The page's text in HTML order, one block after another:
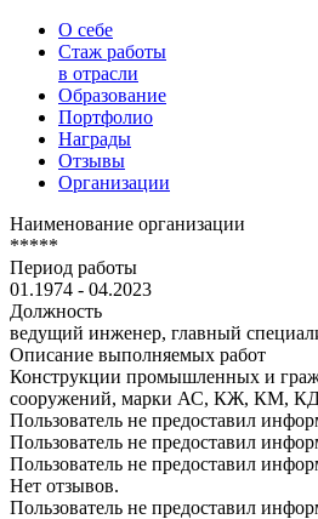
О себе
Стаж работы
в отрасли
Образование
Портфолио
Награды
Отзывы
Организации
Наименование организации
*****
Период работы
01.1974 - 04.2023
Должность
ведущий инженер, главный
Описание выполняемых работ
Конструкции промышленных и
сооружений, марки АС, КЖ, КМ,
Пользователь не предоставил
Пользователь не предоставил
Пользователь не предоставил
Нет отзывов.
Пользователь не предоставил